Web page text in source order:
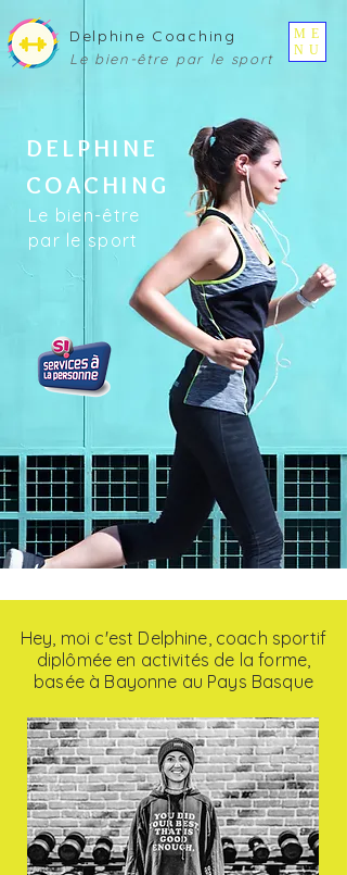
ME
NU
Delphine Coaching
Le bien-être par le sport
DELPHINE
COACHING
Le bien-être
par le sport
Hey, moi c'est Delphine, coach sportif
diplômée en activités de la forme,
basée à Bayonne au Pays Basque